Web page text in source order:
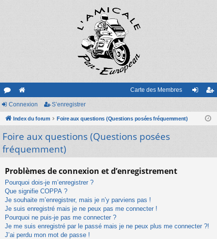
or
u
m
s
e
sit
e
Carte des Membres
nr
Connexion S’enregistrer
Index du forum Foire aux questions (Questions posées fréquemment)
Foire aux questions (Questions posées
fréquemment)
Problèmes de connexion et d’enregistrement
Pourquoi dois-je m’enregistrer ?
Que signifie COPPA ?
Je souhaite m’enregistrer, mais je n’y parviens pas !
Je suis enregistré mais je ne peux pas me connecter !
Pourquoi ne puis-je pas me connecter ?
Je me suis enregistré par le passé mais je ne peux plus me connecter ?!
J’ai perdu mon mot de passe !